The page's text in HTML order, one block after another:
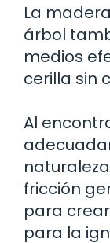
La
árbol
medios
cerilla sin
Al
fricción
para
para la